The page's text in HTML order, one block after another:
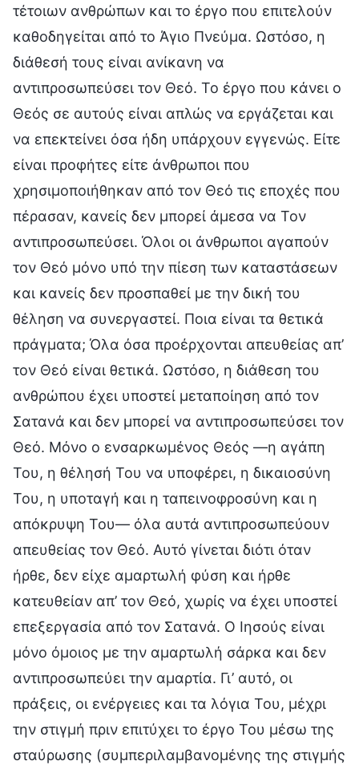
τέτοιων ανθρώπων και το έργο που επιτελούν
καθοδηγείται από το Άγιο Πνεύμα. Ωστόσο, η
διάθεσή τους είναι ανίκανη να
αντιπροσωπεύσει τον Θεό. Το έργο που κάνει ο
Θεός σε αυτούς είναι απλώς να εργάζεται και
να επεκτείνει όσα ήδη υπάρχουν εγγενώς. Είτε
είναι προφήτες είτε άνθρωποι που
χρησιμοποιήθηκαν από τον Θεό τις εποχές που
πέρασαν, κανείς δεν μπορεί άμεσα να Τον
αντιπροσωπεύσει. Όλοι οι άνθρωποι αγαπούν
τον Θεό μόνο υπό την πίεση των καταστάσεων
και κανείς δεν προσπαθεί με την δική του
θέληση να συνεργαστεί. Ποια είναι τα θετικά
πράγματα; Όλα όσα προέρχονται απευθείας απ’
τον Θεό είναι θετικά. Ωστόσο, η διάθεση του
ανθρώπου έχει υποστεί μεταποίηση από τον
Σατανά και δεν μπορεί να αντιπροσωπεύσει τον
Θεό. Μόνο ο ενσαρκωμένος Θεός —η αγάπη
Του, η θέλησή Του να υποφέρει, η δικαιοσύνη
Του, η υποταγή και η ταπεινοφροσύνη και η
απόκρυψη Του— όλα αυτά αντιπροσωπεύουν
απευθείας τον Θεό. Αυτό γίνεται διότι όταν
ήρθε, δεν είχε αμαρτωλή φύση και ήρθε
κατευθείαν απ’ τον Θεό, χωρίς να έχει υποστεί
επεξεργασία από τον Σατανά. Ο Ιησούς είναι
μόνο όμοιος με την αμαρτωλή σάρκα και δεν
αντιπροσωπεύει την αμαρτία. Γι’ αυτό, οι
πράξεις, οι ενέργειες και τα λόγια Του, μέχρι
την στιγμή πριν επιτύχει το έργο Του μέσω της
σταύρωσης (συμπεριλαμβανομένης της στιγμής